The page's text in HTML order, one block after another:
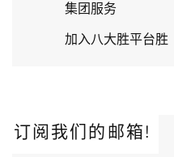
集团服务
加入八大胜平台胜
订阅我们的邮箱!